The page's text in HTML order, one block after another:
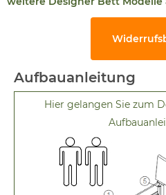
Aufbauanleitung
Hier gelangen Sie zum